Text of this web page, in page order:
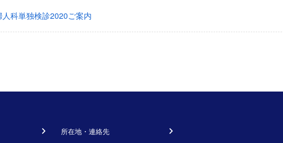
科単独検診2020ご案内
所在地・連絡先